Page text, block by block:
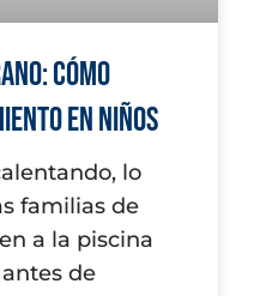
Cómo
en Niños
lo
familias de
a la piscina
de